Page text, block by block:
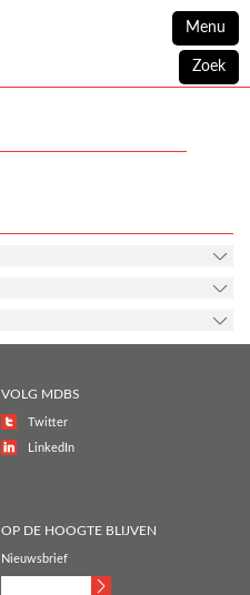
Menu
Zoek
VOLG MDBS
Twitter
LinkedIn
OP DE HOOGTE BLIJVEN
Nieuwsbrief